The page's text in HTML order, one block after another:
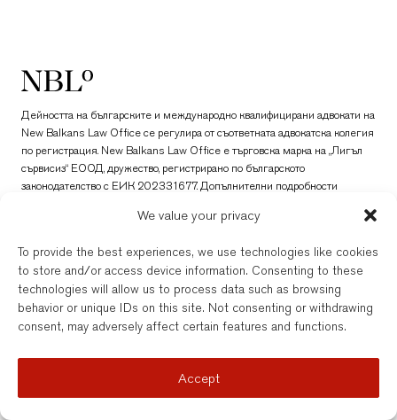
We value your privacy
To provide the best experiences, we use technologies like cookies
to store and/or access device information. Consenting to these
technologies will allow us to process data such as browsing
behavior or unique IDs on this site. Not consenting or withdrawing
consent, may adversely affect certain features and functions.
Accept
New Balkans Law Office
Дейността на българските и международно квалифицирани адвокати на
New Balkans Law Office се регулира от съответната адвокатска колегия
по регистрация. New Balkans Law Office е търговска марка на „Лигъл
сървисиз“ ЕООД, дружество, регистрирано по българското
законодателство с ЕИК 202331677. Допълнителни подробности